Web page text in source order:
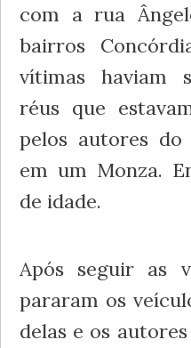
com a rua
bairros
vítimas haviam
réus que
pelos autores
em um Monza.
de idade.
Após seguir as
pararam os
delas e os